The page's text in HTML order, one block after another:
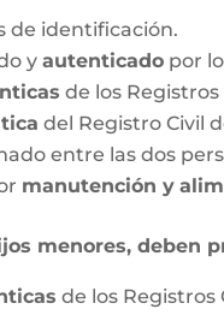
de identificación.
yautenticado por
de los
del Registro Civil
entre las dos
manutención y
menores, deben
de los Registros